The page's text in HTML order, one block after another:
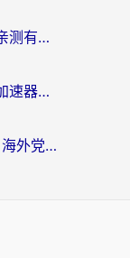
优酷怎么解除区域限制？海外党亲测有效的回国加速器选择指南
海外看腾讯视频总卡？选对回国加速器，还能解决英国1号店定位+欧洲杯CCTV5直播问题
QQ国外听歌怎么解除限制时间？海外党亲测有效的回国加速方案